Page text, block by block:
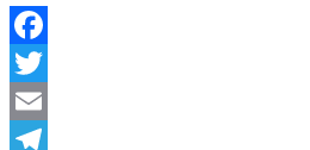
Facebook
Twitter
Email